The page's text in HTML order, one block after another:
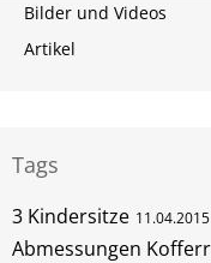
Bilder und Videos
Artikel
Tags
3 Kindersitze 11.04.2015
Abmessungen